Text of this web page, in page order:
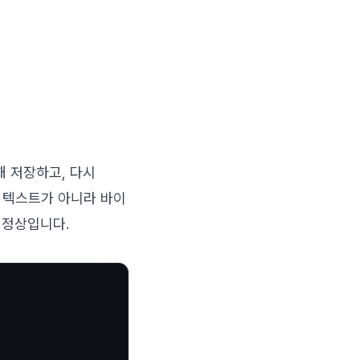
저장하고, 다시
스트가 아니라 바이
상입니다.